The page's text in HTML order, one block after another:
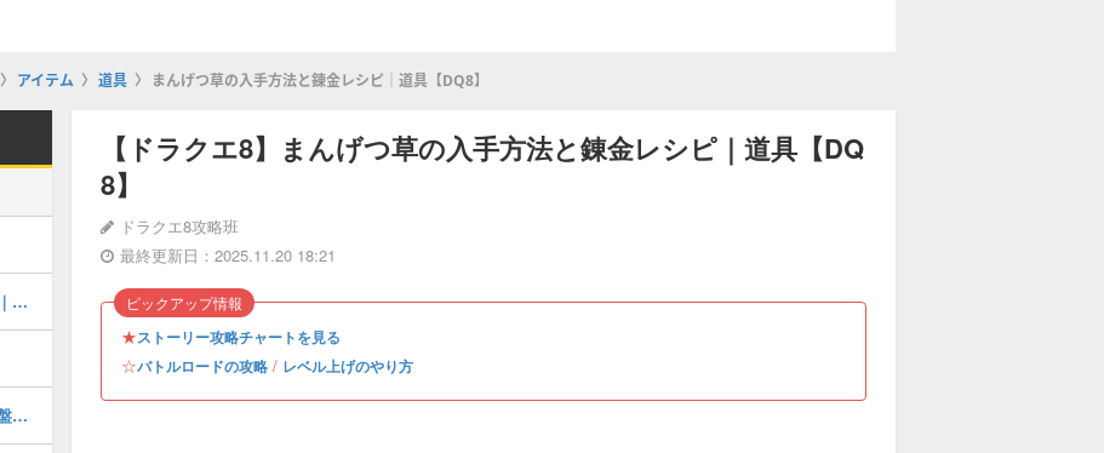
アイテム 道具 まんげつ草の入手方法と錬金レシピ｜道具【DQ8】
【ドラクエ8】まんげつ草の入手方法と錬金レシピ｜道具【DQ
8】
ドラクエ8攻略班
最終更新日：2025.11.20 18:21
★ストーリー攻略チャートを見る
☆バトルロードの攻略 / レベル上げのやり方
ピックアップ情報
光のドレスの入手方法と錬金レシピ｜装備
おすすめ錬金レシピ一覧｜序盤・中盤・終盤・クリア後対応